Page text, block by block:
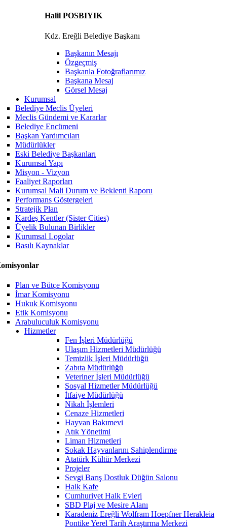
Halil POSBIYIK
Kdz. Ereğli Belediye Başkanı
Başkanın Mesajı
Özgeçmiş
Başkanla Fotoğraflarımız
Başkana Mesaj
Görsel Mesaj
Kurumsal
Belediye Meclis Üyeleri
Meclis Gündemi ve Kararlar
Belediye Encümeni
Başkan Yardımcıları
Müdürlükler
Eski Belediye Başkanları
Kurumsal Yapı
Misyon - Vizyon
Faaliyet Raporları
Kurumsal Mali Durum ve Beklenti Raporu
Performans Göstergeleri
Stratejik Plan
Kardeş Kentler (Sister Cities)
Üyelik Bulunan Birlikler
Kurumsal Logolar
Basılı Kaynaklar
Plan ve Bütçe Komisyonu
İmar Komisyonu
Hukuk Komisyonu
Etik Komisyonu
Arabuluculuk Komisyonu
Hizmetler
Fen İşleri Müdürlüğü
Ulaşım Hizmetleri Müdürlüğü
Temizlik İşleri Müdürlüğü
Zabıta Müdürlüğü
Veteriner İşleri Müdürlüğü
Sosyal Hizmetler Müdürlüğü
İtfaiye Müdürlüğü
Nikah İşlemleri
Cenaze Hizmetleri
Hayvan Bakımevi
Atık Yönetimi
Liman Hizmetleri
Sokak Hayvanlarını Sahiplendirme
Atatürk Kültür Merkezi
Projeler
Sevgi Barış Dostluk Düğün Salonu
Halk Kafe
Cumhuriyet Halk Evleri
SBD Plaj ve Mesire Alanı
Karadeniz Ereğli Wolfram Hoepfner Herakleia
Pontike Yerel Tarih Araştırma Merkezi